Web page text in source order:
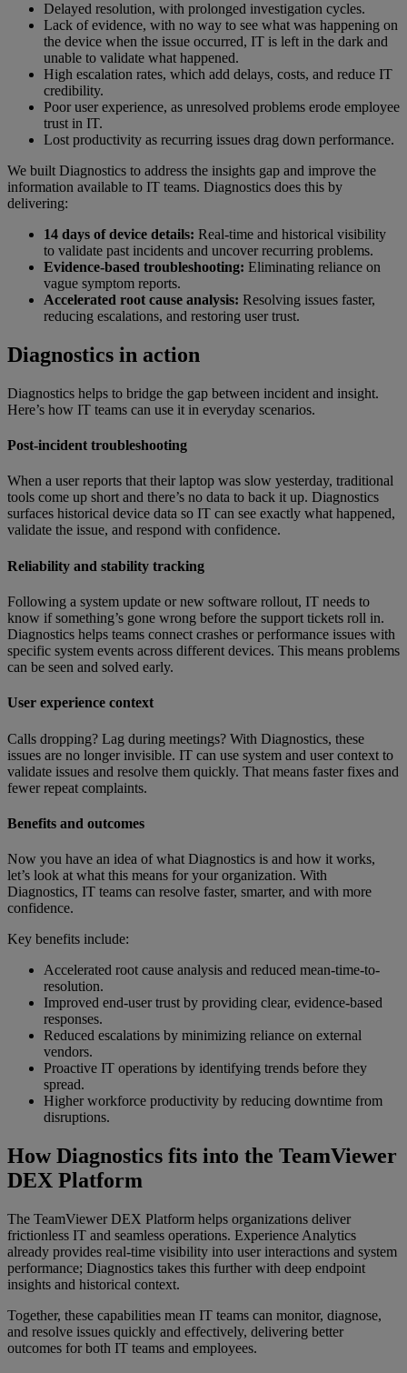
Delayed resolution, with prolonged investigation cycles.
Lack of evidence, with no way to see what was happening on
the device when the issue occurred, IT is left in the dark and
unable to validate what happened.
High escalation rates, which add delays, costs, and reduce IT
credibility.
Poor user experience, as unresolved problems erode employee
trust in IT.
Lost productivity as recurring issues drag down performance.
We built Diagnostics to address the insights gap and improve the
information available to IT teams. Diagnostics does this by
delivering:
14 days of device details: Real-time and historical visibility
to validate past incidents and uncover recurring problems.
Evidence-based troubleshooting: Eliminating reliance on
vague symptom reports.
Accelerated root cause analysis: Resolving issues faster,
reducing escalations, and restoring user trust.
Diagnostics in action
Diagnostics helps to bridge the gap between incident and insight.
Here’s how IT teams can use it in everyday scenarios.
Post-incident troubleshooting
When a user reports that their laptop was slow yesterday, traditional
tools come up short and there’s no data to back it up. Diagnostics
surfaces historical device data so IT can see exactly what happened,
validate the issue, and respond with confidence.
Reliability and stability tracking
Following a system update or new software rollout, IT needs to
know if something’s gone wrong before the support tickets roll in.
Diagnostics helps teams connect crashes or performance issues with
specific system events across different devices. This means problems
can be seen and solved early.
User experience context
Calls dropping? Lag during meetings? With Diagnostics, these
issues are no longer invisible. IT can use system and user context to
validate issues and resolve them quickly. That means faster fixes and
fewer repeat complaints.
Benefits and outcomes
Now you have an idea of what Diagnostics is and how it works,
let’s look at what this means for your organization. With
Diagnostics, IT teams can resolve faster, smarter, and with more
confidence.
Key benefits include:
Accelerated root cause analysis and reduced mean-time-to-
resolution.
Improved end-user trust by providing clear, evidence-based
responses.
Reduced escalations by minimizing reliance on external
vendors.
Proactive IT operations by identifying trends before they
spread.
Higher workforce productivity by reducing downtime from
disruptions.
How Diagnostics fits into the TeamViewer
DEX Platform
The TeamViewer DEX Platform helps organizations deliver
frictionless IT and seamless operations. Experience Analytics
already provides real-time visibility into user interactions and system
performance; Diagnostics takes this further with deep endpoint
insights and historical context.
Together, these capabilities mean IT teams can monitor, diagnose,
and resolve issues quickly and effectively, delivering better
outcomes for both IT teams and employees.